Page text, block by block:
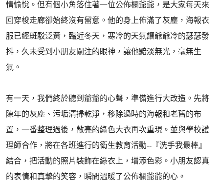
情愉悅。但有個小角落住著一位公佈欄爺爺，是大家每天來
回穿梭走廊卻始終沒有留意。他的身上佈滿了灰塵，海報衣
服已經斑駁泛黃，臨近冬天，寒冷的天氣讓爺爺冷的瑟瑟發
抖，久未受到小朋友關注的眼神，讓他黯淡無光，毫無生
氣。
有一天，我們終於聽到爺爺的心聲，準備進行大改造。先將
陳年的灰塵、污垢清掃乾淨，移除過時的海報和老舊的布
置，一番整理過後，敞亮的綠色大衣再次重現。並與學校護
理師合作，將在各班進行的衛生教育活動--『洗手我最棒』
結合，把活動的照片裝飾在綠衣上，增添色彩。小朋友認真
的表情和真摯的笑容，瞬間溫暖了公佈欄爺爺的心。